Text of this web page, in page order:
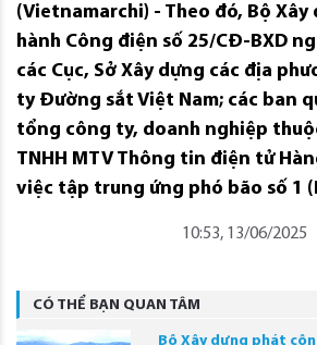
(Vietnamarchi) - Theo đó, Bộ Xây
hành Công điện số 25/CĐ-BXD
các Cục, Sở Xây dựng các địa
ty Đường sắt Việt Nam; các ban
tổng công ty, doanh nghiệp
TNHH MTV Thông tin điện tử
việc tập trung ứng phó bão số 1
10:53, 13/06/2025
CÓ THỂ BẠN QUAN TÂM
Bộ Xây dựng phát